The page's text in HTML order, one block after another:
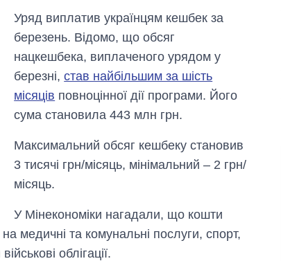
Уряд виплатив українцям кешбек за
березень. Відомо, що обсяг
нацкешбека, виплаченого урядом у
березні,став найбільшим за шість
місяців повноцінної дії програми. Його
сума становила 443 млн грн.
Максимальний обсяг кешбеку становив
3 тисячі грн/місяць, мінімальний – 2 грн/
місяць.
У Мінекономіки нагадали, що кошти
медичні та комунальні послуги, спорт,
облігації.
Міністерства
оборони за 13
років війни з